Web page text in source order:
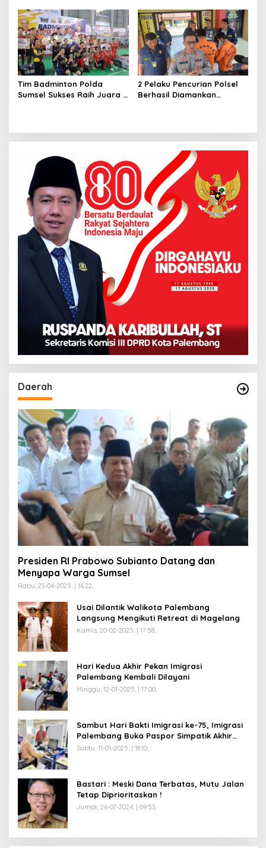
Satreskrim Polrestabes
Palembang
Warga di Hari
Bhayangkara ke-80
Tim Badminton Polda
Sumsel Sukses Raih Juara 1
2 Pelaku Pencurian Polsel
Berhasil Diamankan
Daerah
Presiden RI Prabowo Subianto Datang dan
Menyapa Warga Sumsel
Rabu, 23-04-2025, | 16:22,
Usai Dilantik Walikota Palembang
Langsung Mengikuti Retreat di Magelang
Kamis, 20-02-2025, | 17:58,
Hari Kedua Akhir Pekan Imigrasi
Palembang Kembali Dilayani
Minggu, 12-01-2025, | 17:00,
Sambut Hari Bakti Imigrasi ke-75, Imigrasi
Palembang Buka Paspor Simpatik Akhir
Pekan
Sabtu, 11-01-2025, | 18:10,
Bastari : Meski Dana Terbatas, Mutu Jalan
Tetap Diprioritaskan !
Jumat, 26-07-2024, | 09:53,